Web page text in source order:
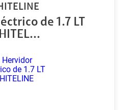
de 1.7 LT